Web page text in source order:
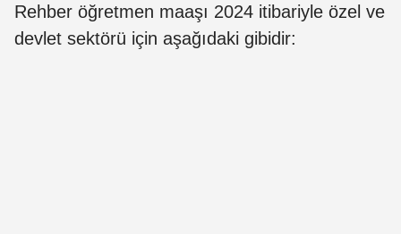
Rehber öğretmen maaşı 2024 itibariyle özel ve
devlet sektörü için aşağıdaki gibidir: